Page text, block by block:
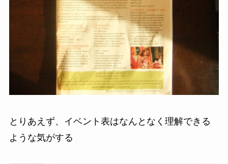
とりあえず、イベント表はなんとなく理解できる
ような気がする